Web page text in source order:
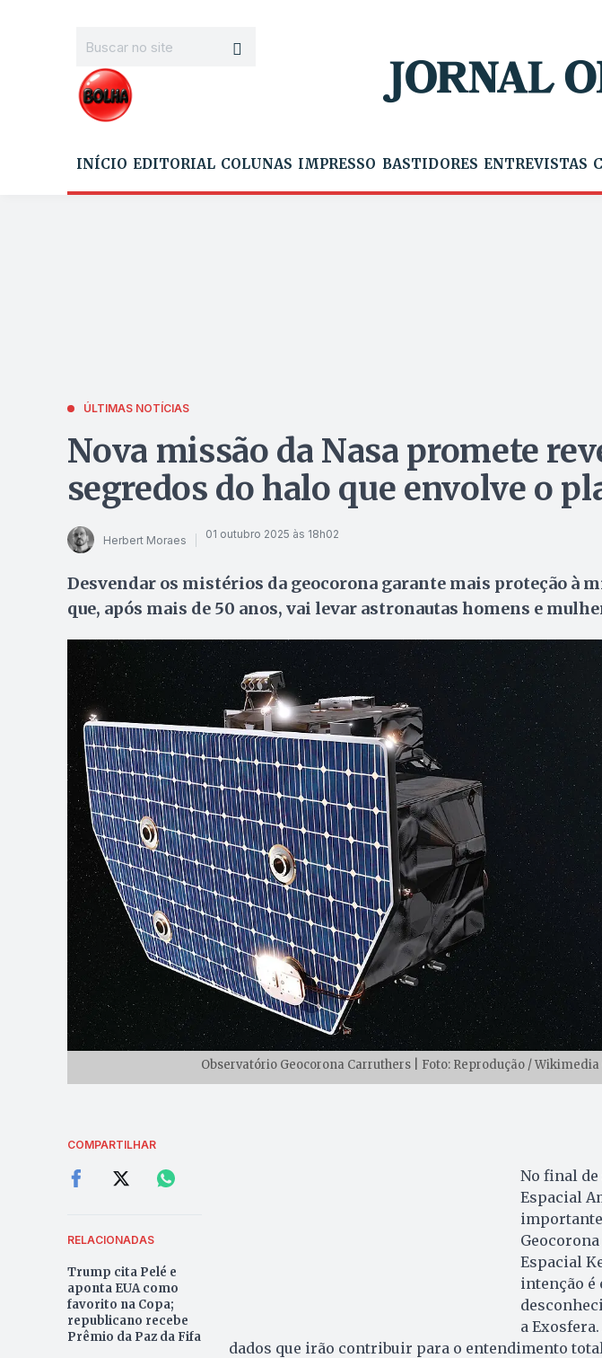
INÍCIO EDITORIAL COLUNAS IMPRESSO BASTIDORES ENTREVISTAS
ÚLTIMAS NOTÍCIAS
Nova missão da Nasa promete
segredos do halo que envolve o
Herbert Moraes 01 outubro 2025 às 18h02
Desvendar os mistérios da geocorona garante mais proteção à
que, após mais de 50 anos, vai levar astronautas homens e
Observatório Geocorona Carruthers | Foto: Reprodução /
COMPARTILHAR
RELACIONADAS
Trump cita Pelé e
aponta EUA como
favorito na Copa;
republicano recebe
Prêmio da Paz da Fifa
No final de
Espacial
Espacial
intenção é
a
dados que irão contribuir para o entendimento